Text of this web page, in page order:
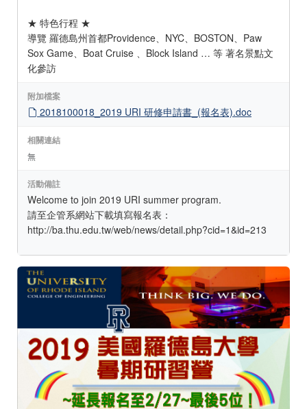
★ 特色行程 ★
導覽 羅德島州首都Providence、NYC、BOSTON、Paw
Sox Game、Boat Cruise 、Block Island … 等 著名景點文
化參訪
附加檔案
2018100018_2019 URI 研修申請書_(報名表).doc
相關連結
無
活動備註
Welcome to join 2019 URI summer program.
請至企管系網站下載填寫報名表：
http://ba.thu.edu.tw/web/news/detail.php?cid=1&id=213